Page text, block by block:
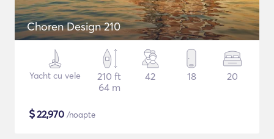
Choren Design 210
Yacht cu vele
210 ft
64 m
42 18 20
$22,970 /noapte